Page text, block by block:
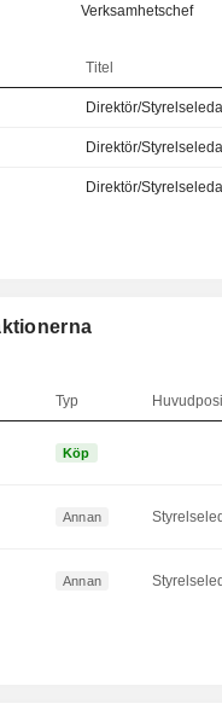
Verksamhetschef
Titel
Direktör/
Direktör/
Direktör/
Typ
Köp
Annan
Annan